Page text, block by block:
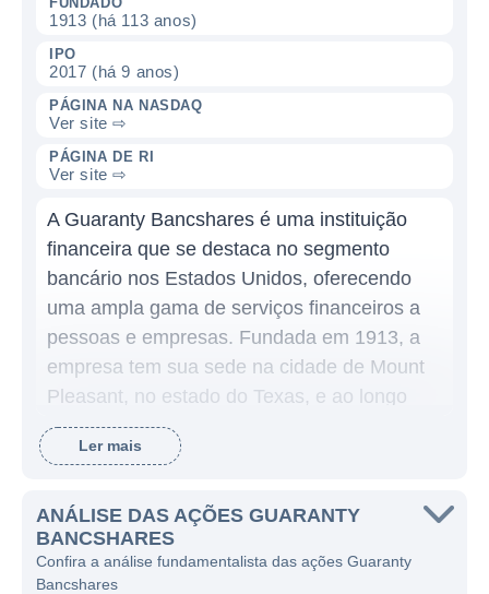
1913 (há 113 anos)
IPO
2017 (há 9 anos)
PÁGINA NA NASDAQ
Ver site ⇨
PÁGINA DE RI
Ver site ⇨
A Guaranty Bancshares é uma instituição
financeira que se destaca no segmento
bancário nos Estados Unidos, oferecendo
uma ampla gama de serviços financeiros a
pessoas e empresas. Fundada em 1913, a
empresa tem sua sede na cidade de Mount
Pleasant, no estado do Texas, e ao longo
dos anos, se consolidou como uma das
principais instituições financeiras da região. A
Guaranty Bank & Trust e se compromete a
oferecer soluções financeiras adaptadas às
necessidades de seus clientes.
Ler mais
ANÁLISE DAS AÇÕES GUARANTY
BANCSHARES
Confira a análise fundamentalista das ações Guaranty
Bancshares